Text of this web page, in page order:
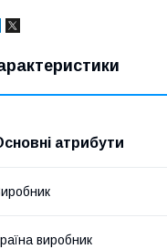
атрибути
виробник